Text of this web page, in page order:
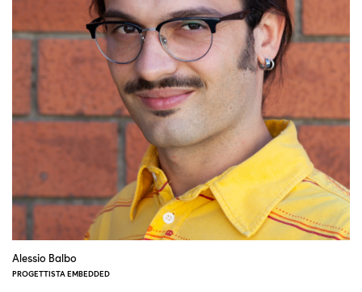
Alessio Balbo
PROGETTISTA EMBEDDED